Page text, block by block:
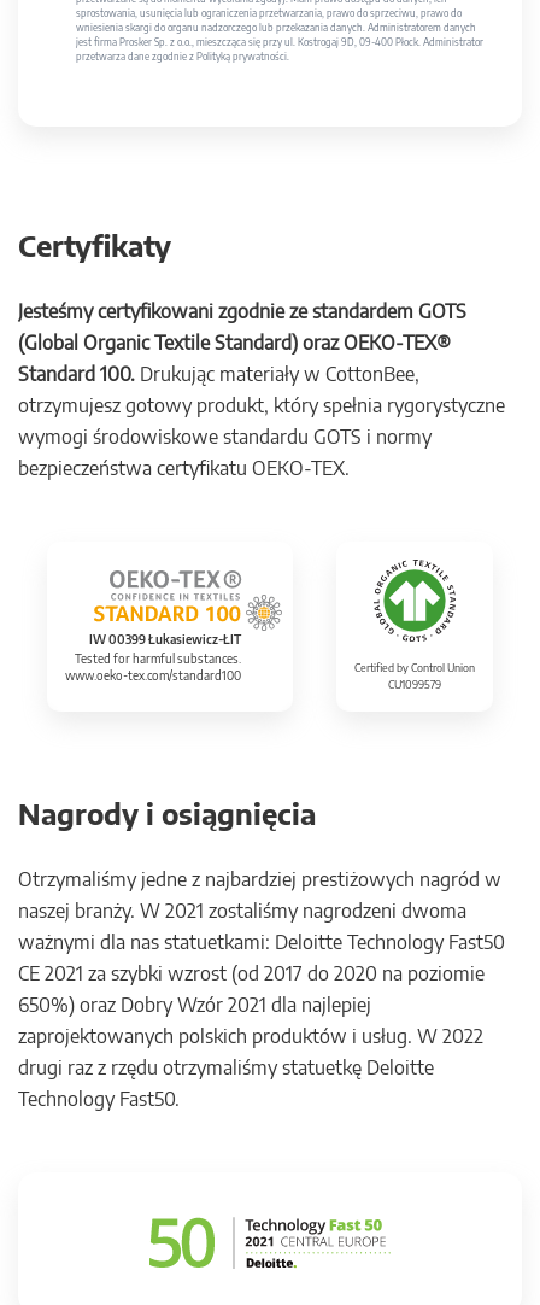
sprostowania, usunięcia lub ograniczenia przetwarzania, prawo do sprzeciwu, prawo do
wniesienia skargi do organu nadzorczego lub przekazania danych. Administratorem danych
jest firma Prosker Sp. z o.o., mieszcząca się przy ul. Kostrogaj 9D, 09-400 Płock. Administrator
przetwarza dane zgodnie z Polityką prywatności.
Certyfikaty
Jesteśmy certyfikowani zgodnie ze standardem GOTS
(Global Organic Textile Standard) oraz OEKO-TEX®
Standard 100. Drukując materiały w CottonBee,
otrzymujesz gotowy produkt, który spełnia rygorystyczne
wymogi środowiskowe standardu GOTS i normy
bezpieczeństwa certyfikatu OEKO-TEX.
IW 00399 Łukasiewicz-ŁIT
Tested for harmful substances.
www.oeko-tex.com/standard100
Certified by Control Union
CU1099579
Nagrody i osiągnięcia
Otrzymaliśmy jedne z najbardziej prestiżowych nagród w
naszej branży. W 2021 zostaliśmy nagrodzeni dwoma
ważnymi dla nas statuetkami: Deloitte Technology Fast50
CE 2021 za szybki wzrost (od 2017 do 2020 na poziomie
650%) oraz Dobry Wzór 2021 dla najlepiej
zaprojektowanych polskich produktów i usług. W 2022
drugi raz z rzędu otrzymaliśmy statuetkę Deloitte
Technology Fast50.